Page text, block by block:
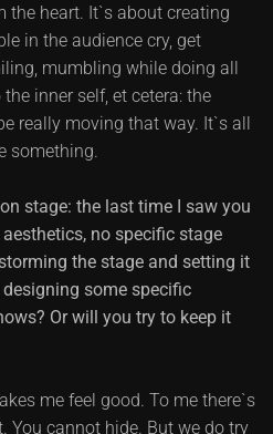
the heart. It`s about creating
in the audience cry, get
mumbling while doing all
inner self, et cetera: the
really moving that way. It`s all
something.
stage: the last time I saw you
no specific stage
the stage and setting it
some specific
Or will you try to keep it
me feel good. To me there`s
You cannot hide. But we do try